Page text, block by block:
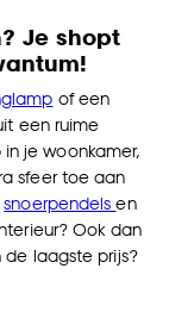
Je shopt
of een
een ruime
je woonkamer,
sfeer toe aan
snoerpendelsen
Ook dan
de laagste prijs?